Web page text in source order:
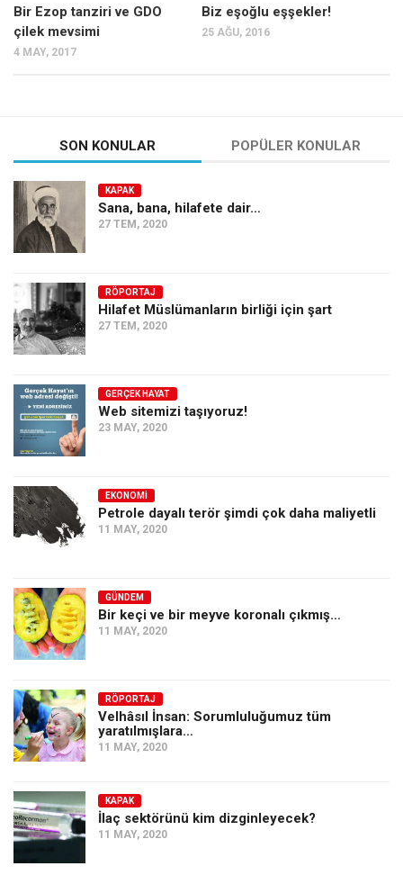
Bir Ezop tanziri ve GDO
çilek mevsimi
4 MAY, 2017
Biz eşoğlu eşşekler!
25 AĞU, 2016
SON KONULAR POPÜLER KONULAR
KAPAK
Sana, bana, hilafete dair…
27 TEM, 2020
RÖPORTAJ
Hilafet Müslümanların birliği için şart
27 TEM, 2020
GERÇEK HAYAT
Web sitemizi taşıyoruz!
23 MAY, 2020
EKONOMI
Petrole dayalı terör şimdi çok daha maliyetli
11 MAY, 2020
GÜNDEM
Bir keçi ve bir meyve koronalı çıkmış…
11 MAY, 2020
RÖPORTAJ
Velhâsıl İnsan: Sorumluluğumuz tüm
yaratılmışlara…
11 MAY, 2020
KAPAK
İlaç sektörünü kim dizginleyecek?
11 MAY, 2020